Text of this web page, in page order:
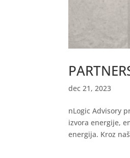
dec 21, 2023
nLogic Advisory
izvora energije,
energija. Kroz